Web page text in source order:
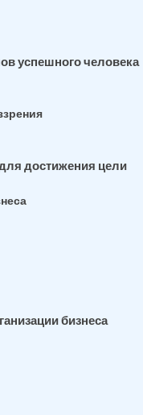
успешного человека
достижения цели
бизнеса